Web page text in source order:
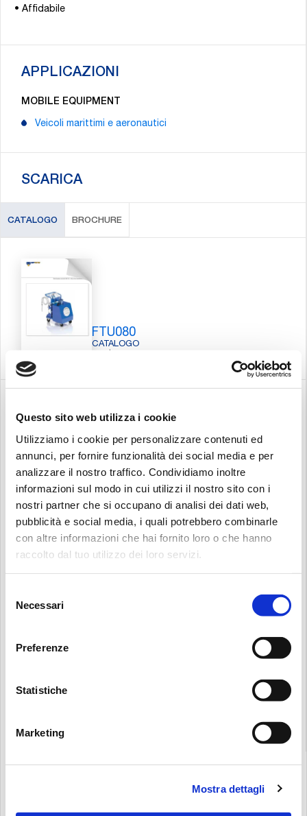
Questo sito web utilizza i cookie
Utilizziamo i cookie per personalizzare contenuti ed
annunci, per fornire funzionalità dei social media e per
analizzare il nostro traffico. Condividiamo inoltre
informazioni sul modo in cui utilizzi il nostro sito con i
nostri partner che si occupano di analisi dei dati web,
pubblicità e social media, i quali potrebbero combinarle
con altre informazioni che hai fornito loro o che hanno
raccolto dal tuo utilizzo dei loro servizi.
delNecessari
Preferenze
Statistiche
Marketing
Mostra dettagli
Cerca:
• Affidabile
APPLICAZIONI
MOBILE EQUIPMENT
Veicoli marittimi e aeronautici
SCARICA
CATALOGO BROCHURE
FTU080
CATALOGO
FILTER SIZING
POWER TRANSMISSION SIZING